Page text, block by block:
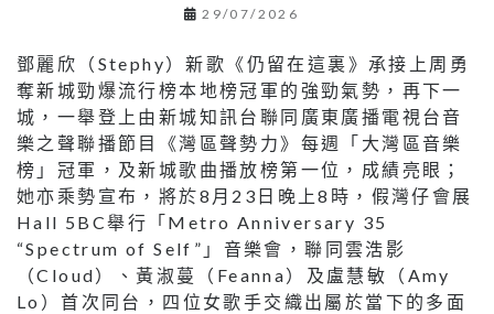
29/07/2026
鄧麗欣（Stephy）新歌《仍留在這裏》承接上周勇
奪新城勁爆流行榜本地榜冠軍的強勁氣勢，再下一
城，一舉登上由新城知訊台聯同廣東廣播電視台音
樂之聲聯播節目《灣區聲勢力》每週「大灣區音樂
榜」冠軍，及新城歌曲播放榜第一位，成績亮眼；
她亦乘勢宣布，將於8月23日晚上8時，假灣仔會展
Hall 5BC舉行「Metro Anniversary 35
“Spectrum of Self”」音樂會，聯同雲浩影
（Cloud）、黃淑蔓（Feanna）及盧慧敏（Amy
Lo）首次同台，四位女歌手交織出屬於當下的多面